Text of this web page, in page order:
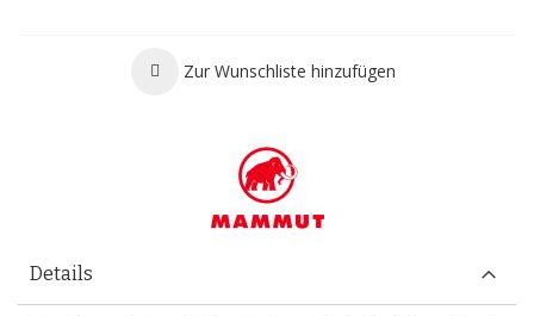
Zur Wunschliste hinzufügen
Details